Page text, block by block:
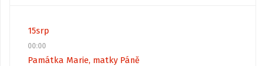
15srp
00:00
Památka Marie, matky Páně